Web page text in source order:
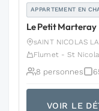
APPARTEMENT EN
Le Petit Marteray
sAINT NICOLAS
Flumet - St
8 personnes
VOIR LE